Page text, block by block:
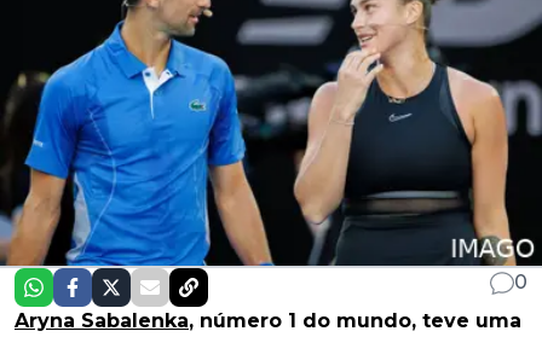
0
Aryna Sabalenka, número 1 do mundo, teve uma